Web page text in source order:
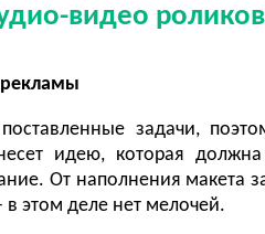
видео
задачи,
идею, которая должна
От наполнения макета
этом деле нет мелочей.